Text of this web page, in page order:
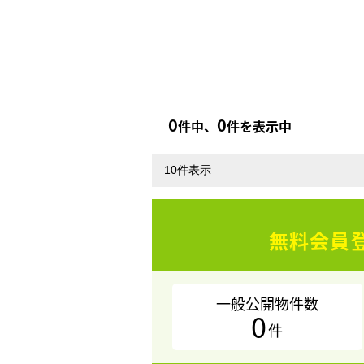
0件中、 0件を表示中
無料会員
一般公開物件数
0件